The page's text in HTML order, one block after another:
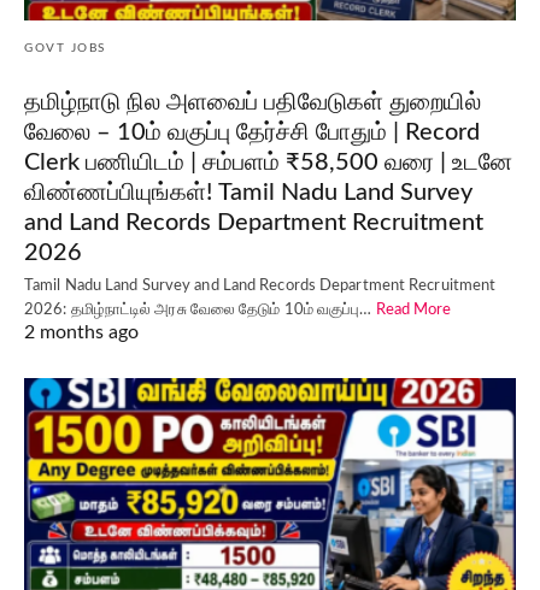
GOVT JOBS
தமிழ்நாடு நில அளவைப் பதிவேடுகள் துறையில்
வேலை – 10ம் வகுப்பு தேர்ச்சி போதும் | Record
Clerk பணியிடம் | சம்பளம் ₹58,500 வரை | உடனே
விண்ணப்பியுங்கள்! Tamil Nadu Land Survey
and Land Records Department Recruitment
2026
Tamil Nadu Land Survey and Land Records Department Recruitment
2026: தமிழ்நாட்டில் அரசு வேலை தேடும் 10ம் வகுப்பு… Read More
2 months ago